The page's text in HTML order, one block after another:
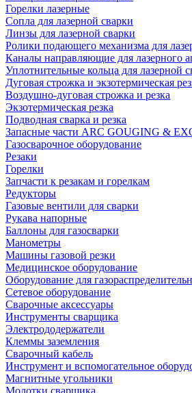
Горелки лазерные
Сопла для лазерной сварки
Линзы для лазерной сварки
Ролики подающего механизма для
Каналы направляющие для лазерного
Уплотнительные кольца для лазерной
Дуговая строжка и экзотермическая
Воздушно-дуговая строжка и резка
Экзотермическая резка
Подводная сварка и резка
Запасные части ARC GOUGING &
Газосварочное оборудование
Резаки
Горелки
Запчасти к резакам и горелкам
Редукторы
Газовые вентили для сварки
Рукава напорные
Баллоны для газосварки
Манометры
Машины газовой резки
Медицинское оборудование
Оборудование для
Сетевое оборудование
Сварочные аксессуары
Инструменты сварщика
Электрододержатели
Клеммы заземления
Сварочный кабель
Инструмент и вспомогательное
Магнитные угольники
Молотки сварщика